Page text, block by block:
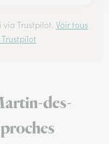
Trustpilot. Voir tous
des-